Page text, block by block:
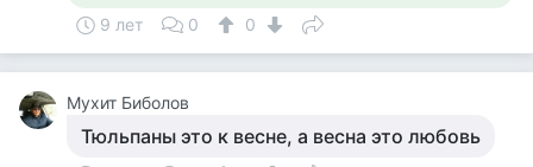
9 лет 0 0
Мухит Биболов
Тюльпаны это к весне, а весна это любовь